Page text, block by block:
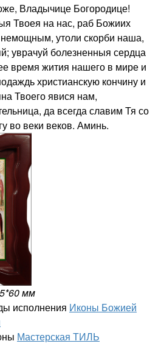
Владычице Богородице!
Твоея на нас, раб Божиих
утоли скорби наша,
уврачуй болезненныя сердца
время жития нашего в мире и
христианскую кончину и
Твоего явися нам,
да всегда славим Тя со
во веки веков. Аминь.
мм
исполнения Иконы Божией
Мастерская ТИЛЬ